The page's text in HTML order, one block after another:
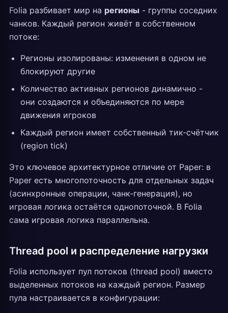
Folia разбивает мир на регионы - группы соседних
чанков. Каждый регион живёт в собственном
потоке:
Регионы изолированы: изменения в одном не
блокируют другие
Количество активных регионов динамично -
они создаются и объединяются по мере
движения игроков
Каждый регион имеет собственный тик-счётчик
(region tick)
Это ключевое архитектурное отличие от Paper: в
Paper есть многопоточность для отдельных задач
(асинхронные операции, чанк-генерация), но
игровая логика остаётся однопоточной. В Folia
сама игровая логика параллельна.
Thread pool и распределение нагрузки
Folia использует пул потоков (thread pool) вместо
выделенных потоков на каждый регион. Размер
пула настраивается в конфигурации: